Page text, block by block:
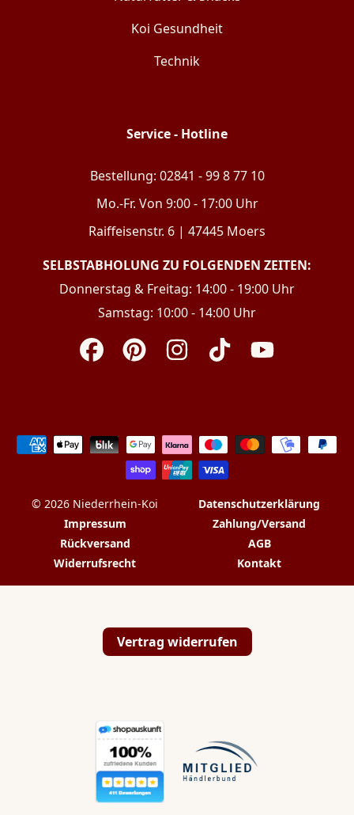
Koi Gesundheit
Technik
Service - Hotline
Bestellung: 02841 - 99 8 77 10
Mo.-Fr. Von 9:00 - 17:00 Uhr
Raiffeisenstr. 6 | 47445 Moers
SELBSTABHOLUNG ZU FOLGENDEN ZEITEN:
Donnerstag & Freitag: 14:00 - 19:00 Uhr
Samstag: 10:00 - 14:00 Uhr
FacebookPinterest InstagramTikTok YouTube
Zahlungsarten
© 2026 Niederrhein-Koi
Datenschutzerklärung
Impressum
Zahlung/Versand
Rückversand
AGB
Widerrufsrecht
Kontakt
Vertrag widerrufen
Hallo Koi & Teich
Liebhaber,